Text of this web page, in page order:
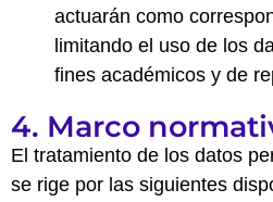
actuarán como
limitando el uso de los
fines académicos y de
4. Marco
El tratamiento de los datos
se rige por las siguientes